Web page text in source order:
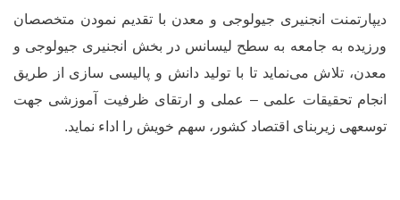
انجنیری جیولوجی و معدن با تقدیم نمودن متخصصان
به جامعه به سطح لیسانس در بخش انجنیری جیولوجی و
تلاش مینماید تا با تولید دانش و پالیسی سازی از طریق
تحقیقات علمی – عملی و ارتقای ظرفیت آموزشی جهت
زیربنای اقتصاد کشور، سهم خویش را اداء نماید.